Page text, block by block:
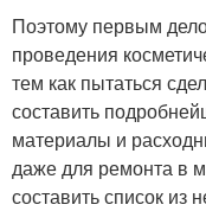
Поэтому первым
проведения
тем как пытаться
составить
материалы и
даже для ремонта в
составить список из